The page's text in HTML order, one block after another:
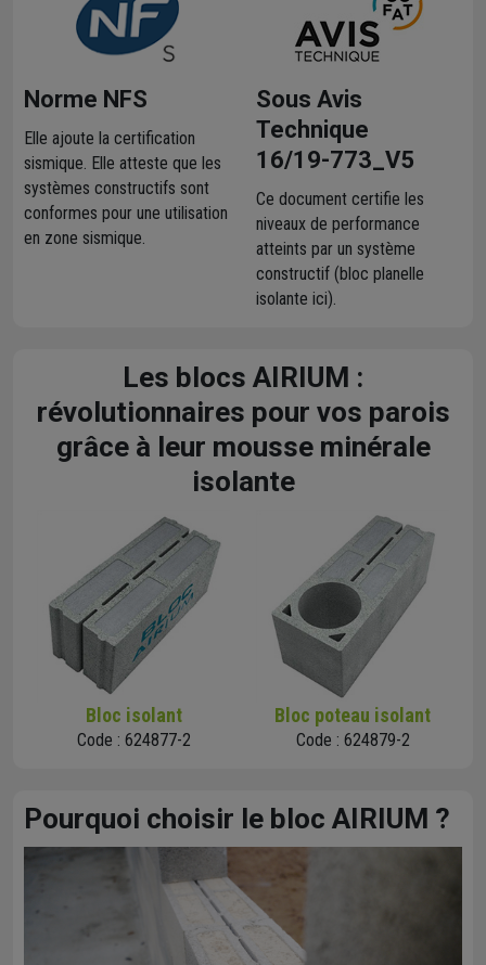
Norme NFS
Elle ajoute la certification
sismique. Elle atteste que les
systèmes constructifs sont
conformes pour une utilisation
en zone sismique.
Sous Avis
Technique
16/19-773_V5
Ce document certifie les
niveaux de performance
atteints par un système
constructif (bloc planelle
isolante ici).
Les blocs AIRIUM :
révolutionnaires pour vos parois
grâce à leur mousse minérale
isolante
Bloc isolant
Code : 624877-2
Bloc poteau isolant
Code : 624879-2
Pourquoi choisir le bloc AIRIUM ?